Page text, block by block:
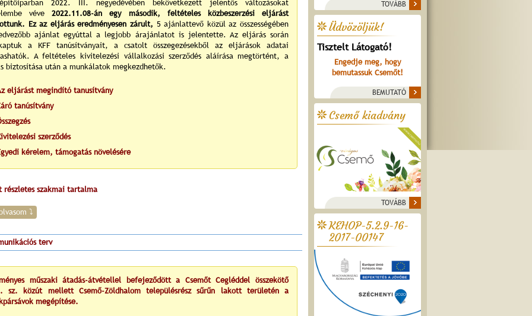
2022. III. negyedévében bekövetkezett jelentős változásokat
véve2022.11.08-án egy második, feltételes közbeszerzési eljárást
Ez az eljárás eredményesen zárult, 5 ajánlattevő közül az összességében
ajánlat egyúttal a legjobb árajánlatot is jelentette. Az eljárás során
a KFF tanúsítványait, a csatolt összegezésekből az eljárások adatai
A feltételes kivitelezési vállalkozási szerződés aláírása megtörtént, a
biztosítása után a munkálatok megkezdhetők.
eljárást megindító tanusítvány
tanúsítvány
szerződés
kérelem, támogatás növelésére
részletes szakmai tartalma
⤵
terv
műszaki átadás-átvétellel befejeződött a Csemőt Cegléddel összekötő
sz. közút mellett Csemő-Zöldhalom településrész sűrűn lakott területén a
megépítése.
TOVÁBB
Üdvözöljük!
Tisztelt Látogató!
Engedje meg, hogy
bemutassuk Csemőt!
BEMUTATÓ
Csemő kiadvány
TOVÁBB
KEHOP-5.2.9-16-
2017-00147